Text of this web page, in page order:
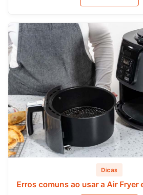
Dicas
Erros comuns ao usar a Air Fryer